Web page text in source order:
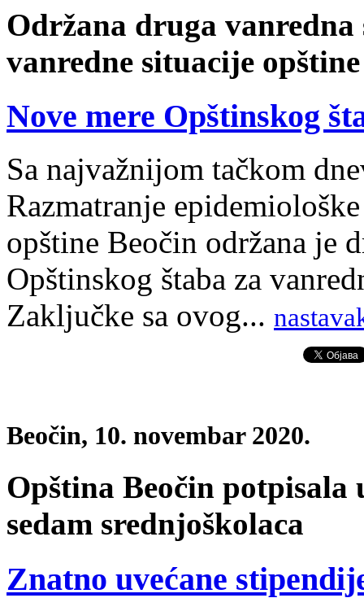
Održana druga vanredna
vanredne situacije
Nove mere Opštinskog
Sa najvažnijom tačkom
Razmatranje
opštine Beočin održana je
Opštinskog štaba za
Zaključke sa ovog...
Beočin, 10. novembar 2020.
Opština Beočin potpisala
sedam srednjoškolaca
Znatno uvećane